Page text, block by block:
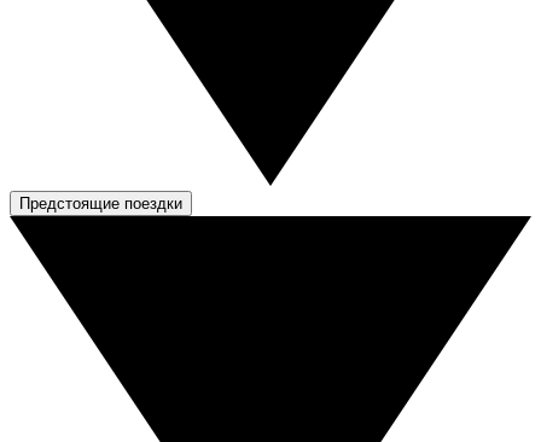
Предстоящие поездки